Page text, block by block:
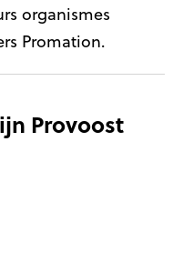
organismes
Promation.
Provoost